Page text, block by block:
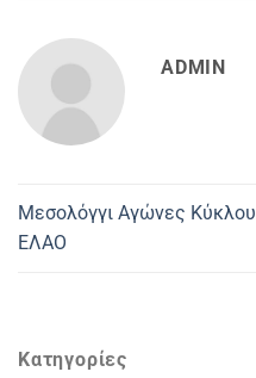
ADMIN
Μεσολόγγι Αγώνες Κύκλου
ΕΛΑΟ
Κατηγορίες